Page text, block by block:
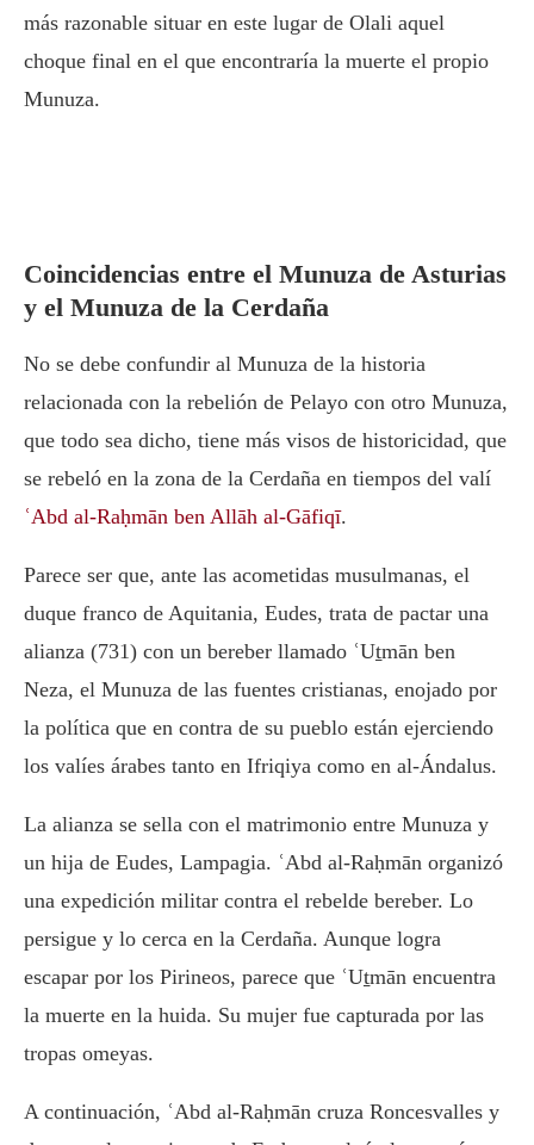
más razonable situar en este lugar de Olali aquel
choque final en el que encontraría la muerte el propio
Munuza.
Coincidencias entre el Munuza de Asturias
y el Munuza de la Cerdaña
No se debe confundir al Munuza de la historia
relacionada con la rebelión de Pelayo con otro Munuza,
que todo sea dicho, tiene más visos de historicidad, que
se rebeló en la zona de la Cerdaña en tiempos del valí
ʿAbd al-Raḥmān ben Allāh al-Gāfiqī.
Parece ser que, ante las acometidas musulmanas, el
duque franco de Aquitania, Eudes, trata de pactar una
alianza (731) con un bereber llamado ʿUṯmān ben
Neza, el Munuza de las fuentes cristianas, enojado por
la política que en contra de su pueblo están ejerciendo
los valíes árabes tanto en Ifriqiya como en al-Ándalus.
La alianza se sella con el matrimonio entre Munuza y
un hija de Eudes, Lampagia. ʿAbd al-Raḥmān organizó
una expedición militar contra el rebelde bereber. Lo
persigue y lo cerca en la Cerdaña. Aunque logra
escapar por los Pirineos, parece que ʿUṯmān encuentra
la muerte en la huida. Su mujer fue capturada por las
tropas omeyas.
A continuación, ʿAbd al-Raḥmān cruza Roncesvalles y